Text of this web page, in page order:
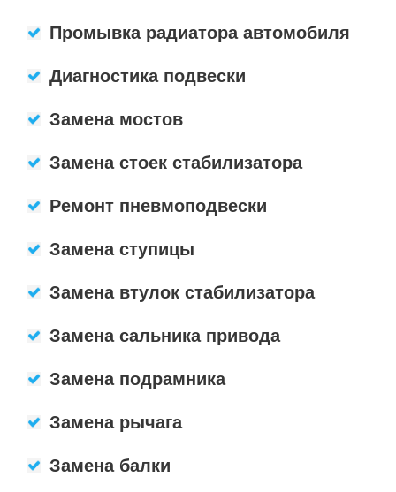
Промывка радиатора автомобиля
Диагностика подвески
Замена мостов
Замена стоек стабилизатора
Ремонт пневмоподвески
Замена ступицы
Замена втулок стабилизатора
Замена сальника привода
Замена подрамника
Замена рычага
Замена балки